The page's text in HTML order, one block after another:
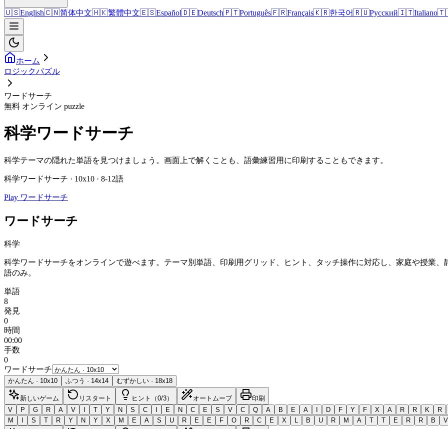
🇺🇸English🇨🇳简体中文🇭🇰繁體中文🇪🇸Español🇩🇪Deutsch🇵🇹Português🇫🇷Français🇰🇷한국어🇷🇺Русский🇮🇹Italiano
ホーム
ロジックパズル
ワードサーチ
無料 オンライン puzzle
科学ワードサーチ
科学テーマの隠れた単語を見つけましょう。画面上で解くことも、語彙練習用に印刷することもできます。
科学ワードサーチ · 10x10 · 8-12語
Play ワードサーチ
ワードサーチ
科学
科学ワードサーチをオンラインで遊べます。テーマ別単語、印刷用グリッド、ヒント、タッチ操作に対応し、家庭や授業、
語のみ。
単語
8
発見
0
時間
00:00
手数
0
ワードサーチ
かんたん · 10x10 ふつう · 14x14 むずかしい · 18x18
新しいゲーム リスタート ヒント（0/3） オートムーブ
印刷
V
P G R A V I T Y N S C I E N C E S V C Q A B E A I D F Y F X A R R K R
M
I S T R Y N Y X M E A S U R E E F O R C E X L B U R M A T T E R R B V